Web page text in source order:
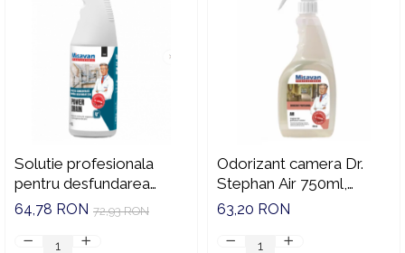
Solutie profesionala
pentru desfundarea
tevilor, Misavan,
1L - 90013010
72,93 RON
64,78 RON
Odorizant camera Dr.
Stephan Air 750ml,
90013225
63,20 RON